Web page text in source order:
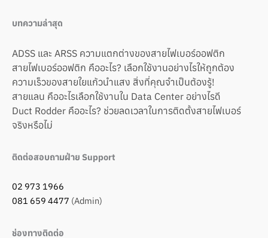
บทความล่าสุด
ADSS และ ARSS ความแตกต่างของสายไฟเบอร์ออฟติก
สายไฟเบอร์ออฟติก คืออะไร? เลือกใช้งานอย่างไรให้ถูกต้อง
ความเร็วของสายใยแก้วนำแสง สิ่งที่คุณจำเป็นต้องรู้!
สายแลน คืออะไรเลือกใช้งานใน Data Center อย่างไรดี
Duct Rodder คืออะไร? ช่วยลดเวลาในการติดตั้งสายไฟเบอร์
จริงหรือไม่
ติดต่อสอบถามฝ่าย Support
02 973 1966
081 659 4477 (Admin)
ช่องทางติดต่อ